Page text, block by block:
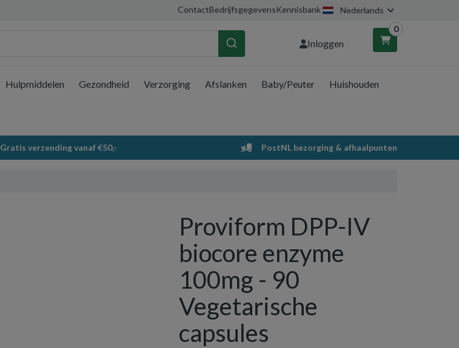
ContactBedrijfsgegevensKennisbank Nederlands
Inloggen
0
Winkelwagen
Uw winkelwagen is leeg.
Vul hem met producten.
Hulpmiddelen Gezondheid Verzorging Afslanken Baby/Peuter Huishouden
Gratis verzending vanaf €50,- PostNL bezorging & afhaalpunten
Proviform DPP-IV
biocore enzyme
100mg - 90
Vegetarische
capsules